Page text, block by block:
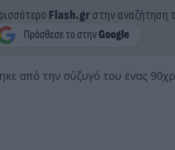
Flash.grστην αναζήτηση
από την σύζυγό του ένας